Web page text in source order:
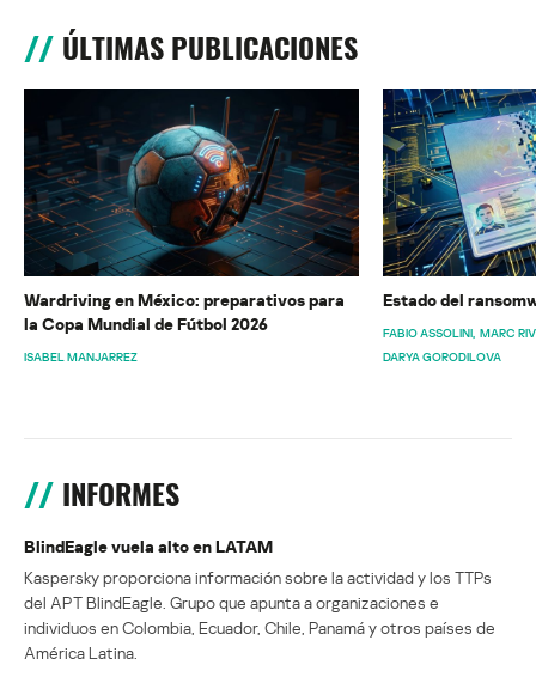
ÚLTIMAS PUBLICACIONES
Wardriving en México: preparativos para
la Copa Mundial de Fútbol 2026
ISABEL MANJARREZ
Estado del
FABIO ASSOLINI MARC
DARYA GORODILOVA
INFORMES
BlindEagle vuela alto en LATAM
Kaspersky proporciona información sobre la actividad y los TTPs
del APT BlindEagle. Grupo que apunta a organizaciones e
individuos en Colombia, Ecuador, Chile, Panamá y otros países de
América Latina.